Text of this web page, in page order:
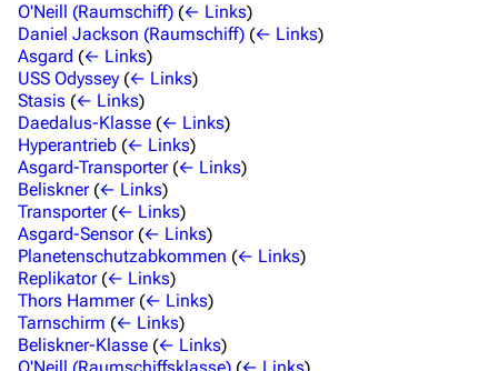
3639 2133 346.363
O'Neill (Raumschiff) (← Links)
Daniel Jackson (Raumschiff) (← Links)
Asgard (← Links)
USS Odyssey (← Links)
Stasis (← Links)
Daedalus-Klasse (← Links)
Hyperantrieb (← Links)
Asgard-Transporter (← Links)
Beliskner (← Links)
Transporter (← Links)
Asgard-Sensor (← Links)
Planetenschutzabkommen (← Links)
Replikator (← Links)
Thors Hammer (← Links)
Tarnschirm (← Links)
Beliskner-Klasse (← Links)